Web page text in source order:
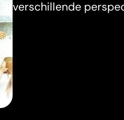
verschillende